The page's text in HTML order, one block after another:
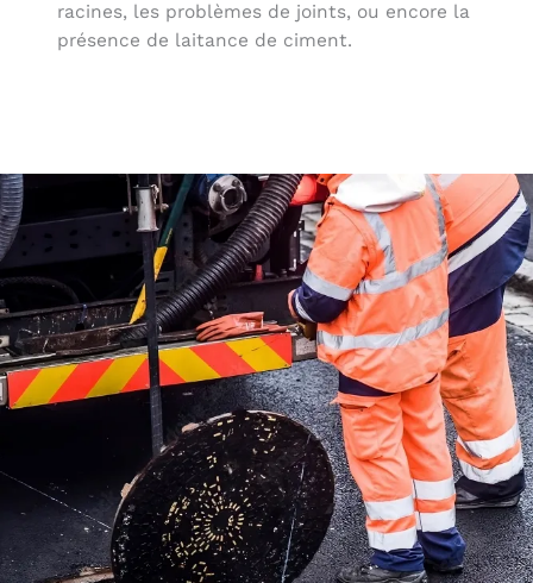
racines, les problèmes de joints, ou encore la
présence de laitance de ciment.